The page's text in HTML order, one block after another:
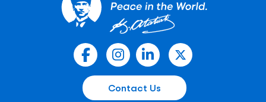
Contact Us